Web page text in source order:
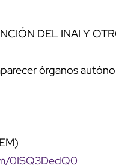
DEL INAI Y
órganos
0ISQ3DedQ0